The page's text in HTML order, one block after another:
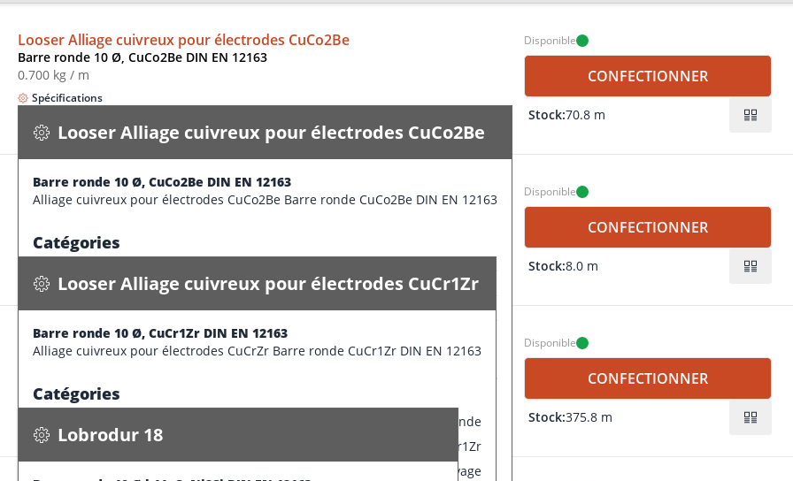
Looser Alliage cuivreux pour électrodes CuCo2Be
Barre ronde 10 Ø, CuCo2Be DIN EN 12163
0.700 kg / m
Spécifications
Looser Alliage cuivreux pour électrodes CuCo2Be
Barre ronde 10 Ø, CuCo2Be DIN EN 12163
Alliage cuivreux pour électrodes CuCo2Be Barre ronde CuCo2Be DIN EN 12163
Catégories
Barre ronde
Marque
Looser Alliage cuivreux pour électrodes CuCo2Be
Barre rond cuivre faiblement alliés de corroyage
Informations supplémentaires
CuCo2Be DIN EN 12163
Caractéristiques dimensionnelles
Diamètre extérieur
Informations supplémentaires
Disponible
CONFECTIONNER
Stock:70.8 m
Looser Alliage cuivreux pour électrodes CuCr1Zr
Barre ronde 10 Ø, CuCr1Zr DIN EN 12163
Spécifications
Looser Alliage cuivreux pour électrodes CuCr1Zr
Barre ronde 10 Ø, CuCr1Zr DIN EN 12163
Alliage cuivreux pour électrodes CuCrZr Barre ronde CuCr1Zr DIN EN 12163
Catégories
Barre ronde
Marque
Looser Alliage cuivreux pour électrodes CuCr1Zr
Barre rond cuivre faiblement alliés de corroyage
Disponible
CONFECTIONNER
Stock:8.0 m
Lobrodur 18
Barre ronde 10 Ø h11, CuNi2Si DIN EN 12163
Spécifications
Lobrodur 18
Disponible
CONFECTIONNER
Stock:375.8 m